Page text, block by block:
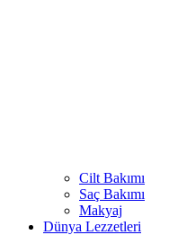
Cilt Bakımı
Saç Bakımı
Makyaj
Dünya Lezzetleri